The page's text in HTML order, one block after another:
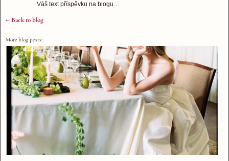
Váš text příspěvku na blogu…
← Back to blog
More blog posts: